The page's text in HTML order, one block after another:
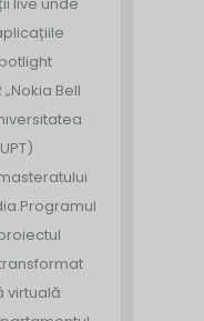
Bell
Programul
virtuală